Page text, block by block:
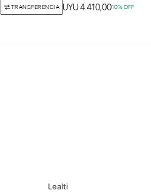
TRANSFERENCIA UYU 4.410,0010% OFF
Lealti